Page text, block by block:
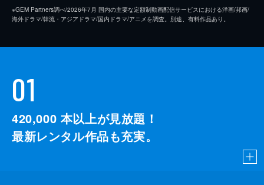
※GEM Partners調べ/2026年7⽉ 国内の主要な定額制動画配信サービスにおける洋画/邦画/
海外ドラマ/韓流・アジアドラマ/国内ドラマ/アニメを調査。別途、有料作品あり。
01
420,000 本以上が見放題！
最新レンタル作品も充実。